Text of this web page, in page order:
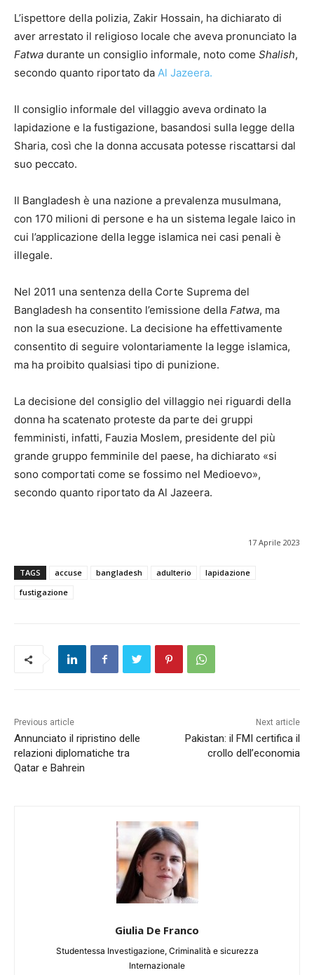
L’ispettore della polizia, Zakir Hossain, ha dichiarato di
aver arrestato il religioso locale che aveva pronunciato la
Fatwa durante un consiglio informale, noto come Shalish,
secondo quanto riportato da Al Jazeera.
Il consiglio informale del villaggio aveva ordinato la
lapidazione e la fustigazione, basandosi sulla legge della
Sharia, così che la donna accusata potesse riscattarsi dal
suo peccato.
Il Bangladesh è una nazione a prevalenza musulmana,
con 170 milioni di persone e ha un sistema legale laico in
cui l’applicazione della legge islamica nei casi penali è
illegale.
Nel 2011 una sentenza della Corte Suprema del
Bangladesh ha consentito l’emissione della Fatwa, ma
non la sua esecuzione. La decisione ha effettivamente
consentito di seguire volontariamente la legge islamica,
ma ha proibito qualsiasi tipo di punizione.
La decisione del consiglio del villaggio nei riguardi della
donna ha scatenato proteste da parte dei gruppi
femministi, infatti, Fauzia Moslem, presidente del più
grande gruppo femminile del paese, ha dichiarato «si
sono comportati come se fossimo nel Medioevo»,
secondo quanto riportato da Al Jazeera.
17 Aprile 2023
TAGS accuse bangladesh adulterio
lapidazione
fustigazione
Previous article
Annunciato il ripristino delle
relazioni diplomatiche tra
Qatar e Bahrein
Next article
Pakistan: il FMI certifica il
crollo dell’economia
Giulia De Franco
Studentessa Investigazione, Criminalità e sicurezza
Internazionale